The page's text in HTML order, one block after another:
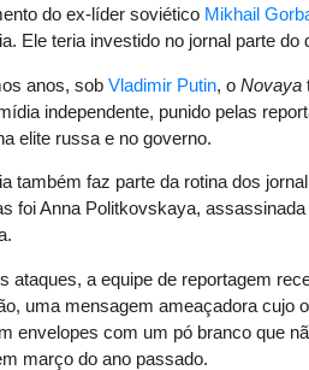
do ex-líder soviético Mikhail
Ele teria investido no jornal parte do
anos, sob Vladimir Putin, o Novaya
independente, punido pelas
elite russa e no governo.
também faz parte da rotina dos
foi Anna Politkovskaya,
ataques, a equipe de reportagem
uma mensagem ameaçadora cujo
envelopes com um pó branco que
março do ano passado.